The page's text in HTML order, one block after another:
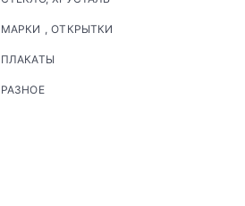
МАРКИ , ОТКРЫТКИ
ПЛАКАТЫ
РАЗНОЕ